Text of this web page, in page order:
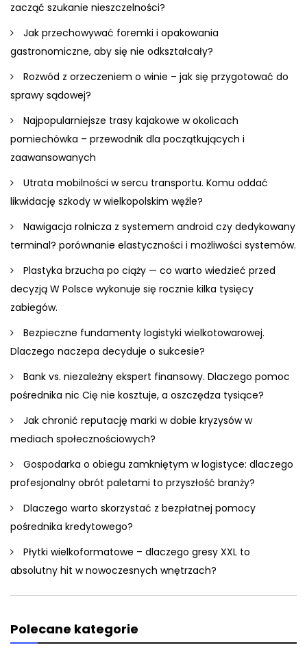
zacząć szukanie nieszczelności?
Jak przechowywać foremki i opakowania
gastronomiczne, aby się nie odkształcały?
Rozwód z orzeczeniem o winie – jak się przygotować do
sprawy sądowej?
Najpopularniejsze trasy kajakowe w okolicach
pomiechówka – przewodnik dla początkujących i
zaawansowanych
Utrata mobilności w sercu transportu. Komu oddać
likwidację szkody w wielkopolskim węźle?
Nawigacja rolnicza z systemem android czy dedykowany
terminal? porównanie elastyczności i możliwości systemów.
Plastyka brzucha po ciąży — co warto wiedzieć przed
decyzją W Polsce wykonuje się rocznie kilka tysięcy
zabiegów.
Bezpieczne fundamenty logistyki wielkotowarowej.
Dlaczego naczepa decyduje o sukcesie?
Bank vs. niezależny ekspert finansowy. Dlaczego pomoc
pośrednika nic Cię nie kosztuje, a oszczędza tysiące?
Jak chronić reputację marki w dobie kryzysów w
mediach społecznościowych?
Gospodarka o obiegu zamkniętym w logistyce: dlaczego
profesjonalny obrót paletami to przyszłość branży?
Dlaczego warto skorzystać z bezpłatnej pomocy
pośrednika kredytowego?
Płytki wielkoformatowe – dlaczego gresy XXL to
absolutny hit w nowoczesnych wnętrzach?
Polecane kategorie